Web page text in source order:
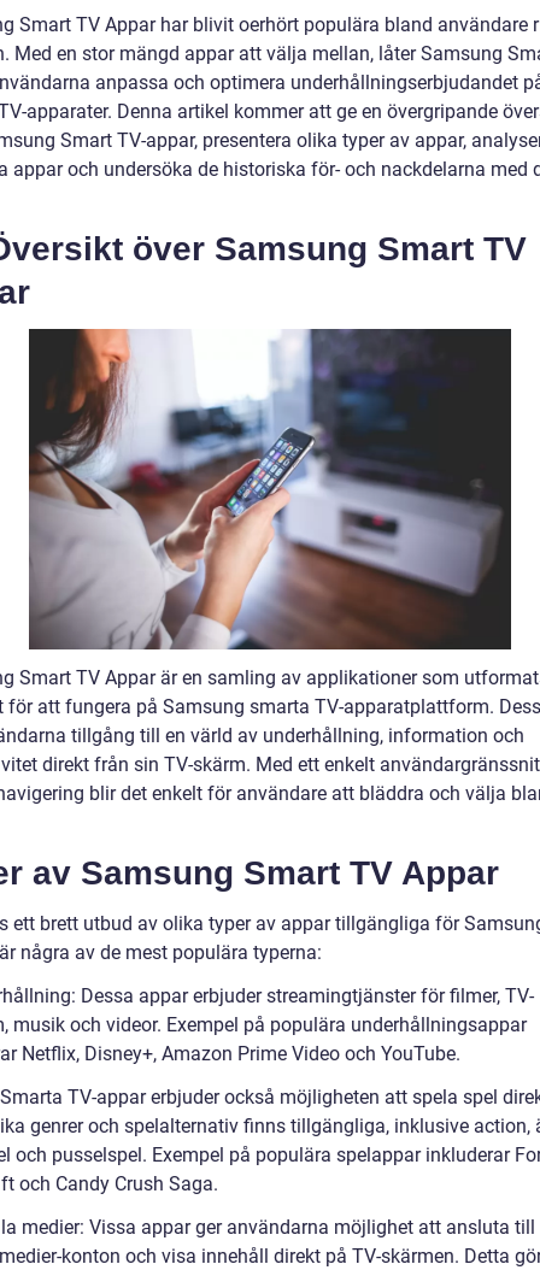
Smart TV Appar har blivit oerhört populära bland användare
Med en stor mängd appar att välja mellan, låter Samsung
anpassa och optimera underhållningserbjudandet
apparater. Denna artikel kommer att ge en övergripande
Smart TV-appar, presentera olika typer av appar,
appar och undersöka de historiska för- och nackdelarna med
över Samsung Smart TV
Smart TV Appar är en samling av applikationer som
för att fungera på Samsung smarta TV-apparatplattform.
tillgång till en värld av underhållning, information och
direkt från sin TV-skärm. Med ett enkelt
blir det enkelt för användare att bläddra och välja
av Samsung Smart TV Appar
ett brett utbud av olika typer av appar tillgängliga för
några av de mest populära typerna:
Dessa appar erbjuder streamingtjänster för filmer, TV-
musik och videor. Exempel på populära underhållningsappar
Netflix, Disney+, Amazon Prime Video och YouTube.
TV-appar erbjuder också möjligheten att spela spel
genrer och spelalternativ finns tillgängliga, inklusive action,
och pusselspel. Exempel på populära spelappar inkluderar
och Candy Crush Saga.
medier: Vissa appar ger användarna möjlighet att ansluta till
konton och visa innehåll direkt på TV-skärmen. Detta